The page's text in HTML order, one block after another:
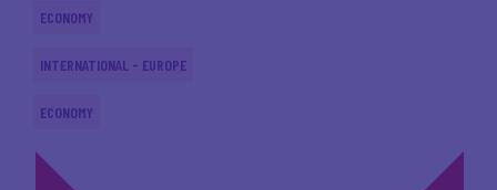
ECONOMY
INTERNATIONAL - EUROPE
ECONOMY